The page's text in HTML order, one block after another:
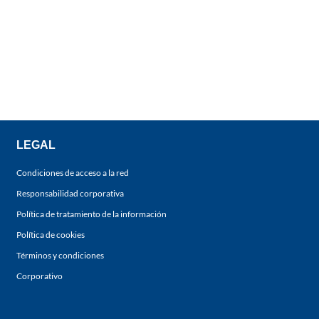
LEGAL
Condiciones de acceso a la red
Responsabilidad corporativa
Política de tratamiento de la información
Política de cookies
Términos y condiciones
Corporativo